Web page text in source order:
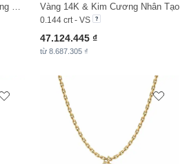
Vàng 14K & Kim Cương Nhân Tạo
0.144 crt - VS
47.124.445 ₫
từ 8.687.305 ₫